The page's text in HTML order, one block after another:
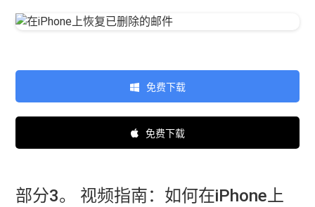
免费下载
免费下载
部分3。 视频指南：如何在iPhone上